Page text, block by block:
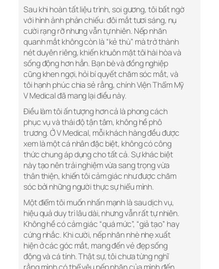
Sau khi hoàn tất liệu trình, soi gương, tôi bất ngờ
với hình ảnh phản chiếu: đôi mắt tươi sáng, nụ
cười rạng rỡ nhưng vẫn tự nhiên. Nếp nhăn
quanh mắt không còn là “kẻ thù” mà trở thành
nét duyên riêng, khiến khuôn mặt tôi hài hòa và
sống động hơn hẳn. Bạn bè và đồng nghiệp
cũng khen ngợi, hỏi bí quyết chăm sóc mắt, và
tôi hạnh phúc chia sẻ rằng, chính Viện Thẩm Mỹ
V Medical đã mang lại điều này.
Điều làm tôi ấn tượng hơn cả là phong cách
phục vụ và thái độ tận tâm, không hề phô
trương. Ở V Medical, mỗi khách hàng đều được
xem là một cá nhân đặc biệt, không có công
thức chung áp dụng cho tất cả. Sự khác biệt
này tạo nên trải nghiệm vừa sang trọng vừa
thân thiện, khiến tôi cảm giác như được chăm
sóc bởi những người thực sự hiểu mình.
Một điểm tôi muốn nhấn mạnh là sau dịch vụ,
hiệu quả duy trì lâu dài, nhưng vẫn rất tự nhiên.
Không hề có cảm giác “quá mức”, “giả tạo” hay
cứng nhắc. Khi cười, nếp nhăn nhè nhẹ xuất
hiện ở các góc mắt, mang đến vẻ đẹp sống
động và cá tính. Thật sự, tôi chưa từng nghĩ